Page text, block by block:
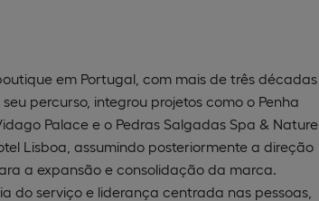
em Portugal, com mais de três décadas
percurso, integrou projetos como o Penha
Palace e o Pedras Salgadas Spa & Nature
Lisboa, assumindo posteriormente a direção
a expansão e consolidação da marca.
do serviço e liderança centrada nas pessoas,